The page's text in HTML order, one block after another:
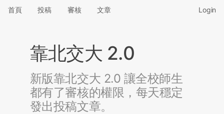
首頁 投稿 審核 文章 Login
靠北交大 2.0
新版靠北交大 2.0 讓全校師生
都有了審核的權限，每天穩定
發出投稿文章。